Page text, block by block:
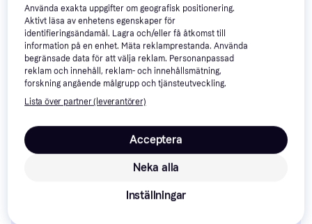
Ardell Duralash Individuals
Knotted Flares Medium Black
55 kr
9+ butiker
Ardell Glamour Lashes #113
Black
Lösögonfrans
43 kr
9+ butiker
Tre tips när du ska köpa
Använda exakta uppgifter om geografisk positionering.
Aktivt läsa av enhetens egenskaper för
identifieringsändamål. Lagra och/eller få åtkomst till
information på en enhet. Mäta reklamprestanda. Använda
begränsade data för att välja reklam. Personanpassad
reklam och innehåll, reklam- och innehållsmätning,
forskning angående målgrupp och tjänsteutveckling.
Lista över partner (leverantörer)
Neka alla
Acceptera
Inställningar